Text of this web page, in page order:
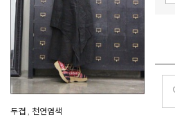
두겹 , 천연염색